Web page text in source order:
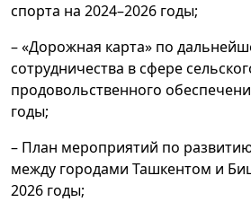
спорта на 2024–2026 годы;
– «Дорожная карта» по
сотрудничества в сфере
продовольственного
годы;
– План мероприятий по
между городами Ташкентом и
2026 годы;